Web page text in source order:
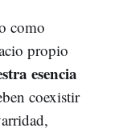
como
propio
esencia
coexistir